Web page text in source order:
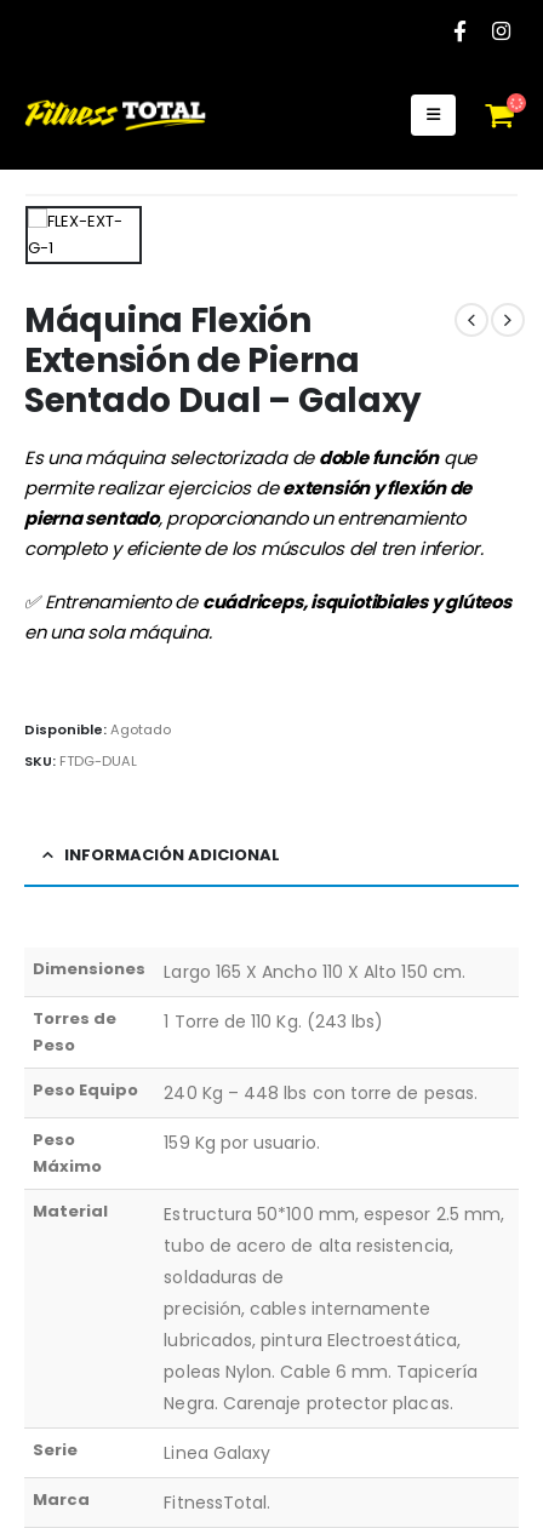
Máquina Flexión
Extensión de Pierna
Sentado Dual – Galaxy
Es una máquina selectorizada dedoble funciónque
permite realizar ejercicios deextensión y flexión de
pierna sentado, proporcionando un entrenamiento
completo y eficiente de los músculos del tren inferior.
✅ Entrenamiento decuádriceps, isquiotibiales y glúteos
en una sola máquina.
Disponible:Agotado
SKU: FTDG-DUAL
INFORMACIÓN ADICIONAL
Dimensiones Largo 165 X Ancho 110 X Alto 150 cm.
Torres de
Peso
1 Torre de 110 Kg. (243 lbs)
Peso Equipo 240 Kg – 448 lbs con torre de pesas.
Peso
Máximo
159 Kg por usuario.
Material
Estructura 50*100 mm, espesor 2.5 mm,
tubo de acero de alta resistencia,
soldaduras de
precisión, cables internamente
lubricados, pintura Electroestática,
poleas Nylon. Cable 6 mm. Tapicería
Negra. Carenaje protector placas.
Serie Linea Galaxy
Marca FitnessTotal.